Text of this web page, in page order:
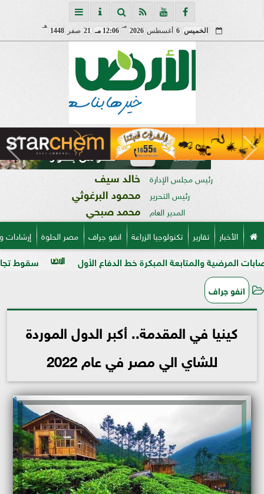
الخميس 6 أغسطس2026
مـ
12:06 مـ 21 صفر1448
هـ
رئيس مجلس الإدارة خالد سيف
رئيس التحرير محمود البرغوثي
المدير العام محمد صبحي
الأخبار تقارير تكنولوجيا الزراعة انفو جراف مصر الحلوة
سقوط تجار السموم القاتلة للزرع.. ضبط 1014 المبكرة خط الدفاع الأول
انفو جراف
كينيا في المقدمة.. أكبر الدول الموردة
للشاي الي مصر في عام 2022